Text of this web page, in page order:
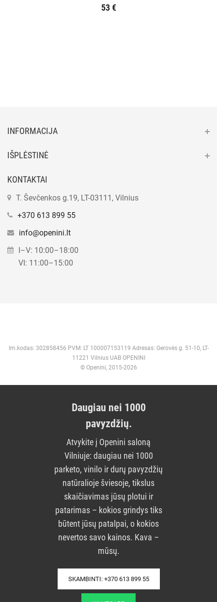
53 €
INFORMACIJA
IŠPLĖSTINĖ
KONTAKTAI
T. Ševčenkos g.19, LT-03111, Vilnius
+370 613 899 55
info@openini.lt
I–V: 10:00–18:00
VI: 11:00–15:00
Im.kodas: 302858456 PVM: LT 100007153119 Adresas: Gerovės g. 51-10, LT-
11221 Vilnius UAB OPENINI
© Openini, 2015-2026
Daugiau nei 1000
pavyzdžių.
Atvykite į Openini saloną
Vilniuje: daugiau nei 1000
parketo, vinilo ir durų pavyzdžių
natūralioje šviesoje, tikslus
skaičiavimas jūsų plotui ir
patarimas – kokios grindys tiks
būtent jūsų patalpai, o kokios
nevertos savo kainos. Kava –
mūsų.
SKAMBINTI: +370 613 899 55